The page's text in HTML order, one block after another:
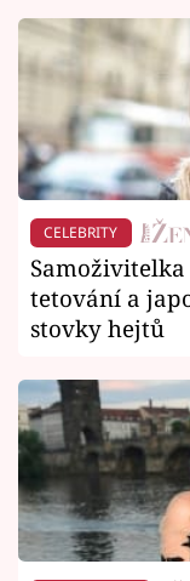
CELEBRITY
tetování a
stovky hejtů